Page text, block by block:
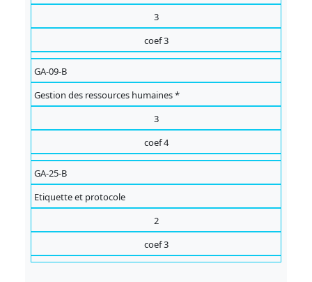
3
coef 3
GA-09-B
Gestion des ressources humaines *
3
coef 4
GA-25-B
Etiquette et protocole
2
coef 3